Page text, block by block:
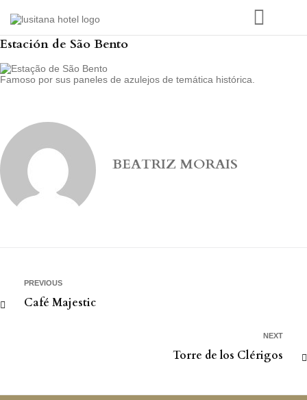
Estación de São Bento
Famoso por sus paneles de azulejos de temática histórica.
BEATRIZ MORAIS
PREVIOUS
Café Majestic
NEXT
Torre de los Clérigos